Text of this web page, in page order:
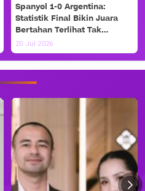
Spanyol 1-0 Argentina:
Statistik Final Bikin Juara
Bertahan Terlihat Tak
Berdaya
20 Jul 2026